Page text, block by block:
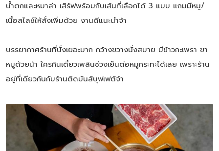
น้ำตกและหมาล่า เสิร์ฟพร้อมกับเส้นที่เลือกได้ 3 แบบ แถมมีหมู/
เนื้อสไลซ์ให้สั่งเพิ่มด้วย งานดีแนะนำจ้า
บรรยากาศร้านที่นั่งเยอะมาก กว้างขวางนั่งสบาย มีข้าวกะเพรา ขา
หมูด้วยน้า ใครกินเตี๋ยวเพลินช่วงเย็นต่อหมูกระทะได้เลย เพราะร้าน
อยู่ที่เดียวกันกับร้านติดมันส์บุฟเฟต์จ้า